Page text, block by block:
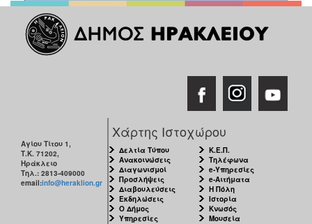
Αγίου Τίτου 1,
Τ.Κ. 71202,
Ηράκλειο
Τηλ.: 2813-409000
email:info@heraklion.gr
Χάρτης Ιστοχώρου
Δελτία Τύπου
Ανακοινώσεις
Διαγωνισμοί
Προσλήψεις
Διαβουλεύσεις
Εκδηλώσεις
Ο Δήμος
Υπηρεσίες
Κ.Ε.Π.
Τηλέφωνα
e-Υπηρεσίες
e-Αιτήματα
Η Πόλη
Ιστορία
Κνωσός
Μουσεία